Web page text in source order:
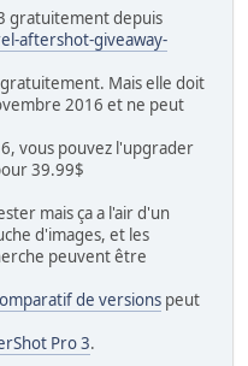
gratuitement depuis
aftershot-giveaway-
Mais elle doit
2016 et ne peut
vous pouvez l'upgrader
39.99$
mais ça a l'air d'un
d'images, et les
peuvent être
de versions peut
Pro 3.